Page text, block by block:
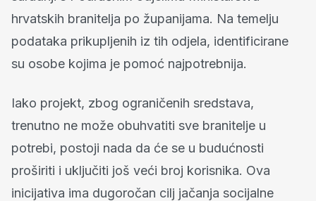
hrvatskih branitelja po županijama. Na temelju
podataka prikupljenih iz tih odjela, identificirane
su osobe kojima je pomoć najpotrebnija.
Iako projekt, zbog ograničenih sredstava,
trenutno ne može obuhvatiti sve branitelje u
potrebi, postoji nada da će se u budućnosti
proširiti i uključiti još veći broj korisnika. Ova
inicijativa ima dugoročan cilj jačanja socijalne